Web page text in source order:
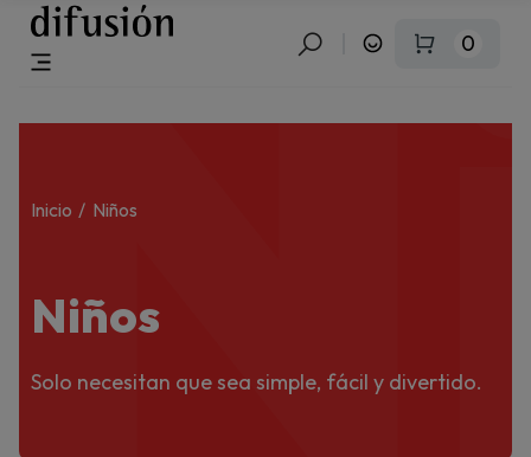
0
Inicio Niños
Niños
Solo necesitan que sea simple, fácil y divertido.